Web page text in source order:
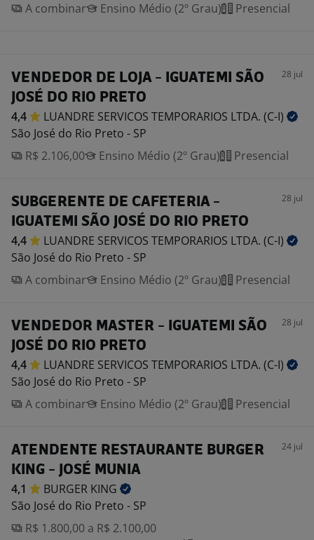
A combinar
Ensino Médio (2º Grau) Presencial
VENDEDOR DE LOJA - IGUATEMI SÃO
JOSÉ DO RIO PRETO
28 jul
4,4 LUANDRE SERVICOS TEMPORARIOS LTDA. (C-I)
São José do Rio Preto - SP
R$ 2.106,00
Ensino Médio (2º Grau) Presencial
SUBGERENTE DE CAFETERIA -
IGUATEMI SÃO JOSÉ DO RIO PRETO
28 jul
4,4 LUANDRE SERVICOS TEMPORARIOS LTDA. (C-I)
São José do Rio Preto - SP
A combinar
Ensino Médio (2º Grau) Presencial
VENDEDOR MASTER - IGUATEMI SÃO
JOSÉ DO RIO PRETO
28 jul
4,4 LUANDRE SERVICOS TEMPORARIOS LTDA. (C-I)
São José do Rio Preto - SP
A combinar
Ensino Médio (2º Grau) Presencial
ATENDENTE RESTAURANTE BURGER
KING - JOSÉ MUNIA
24 jul
4,1 BURGER KING
São José do Rio Preto - SP
R$ 1.800,00 a R$ 2.100,00